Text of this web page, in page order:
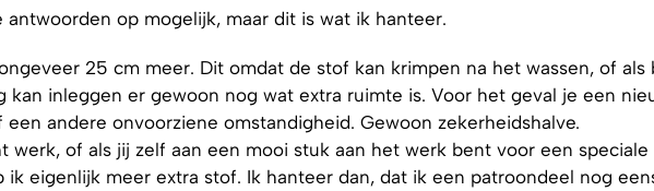
antwoorden op mogelijk, maar dit is wat ik hanteer.
25 cm meer. Dit omdat de stof kan krimpen na het wassen, of als
kan inleggen er gewoon nog wat extra ruimte is. Voor het geval je een
andere onvoorziene omstandigheid. Gewoon zekerheidshalve.
werk, of als jij zelf aan een mooi stuk aan het werk bent voor een speciale
ik eigenlijk meer extra stof. Ik hanteer dan, dat ik een patroondeel nog